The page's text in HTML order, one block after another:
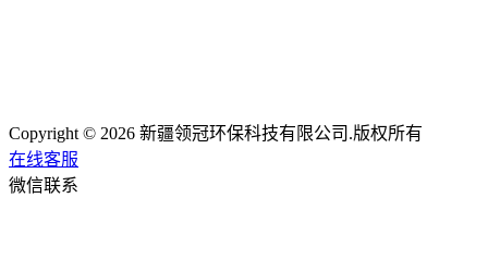
Copyright © 2026 新疆领冠环保科技有限公司.版权所有
在线客服
微信联系